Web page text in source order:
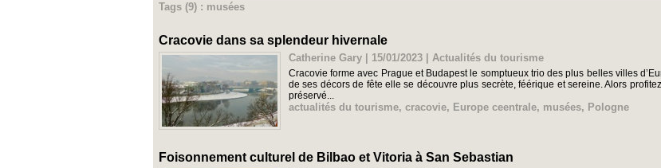
Tags (9) : musées
Cracovie dans sa splendeur hivernale
Catherine Gary | 15/01/2023 Actualités du tourisme
Cracovie forme avec Prague et Budapest le somptueux trio des plus belles villes
de ses décors de fête elle se découvre plus secrète, féérique et sereine. Alors
préservé...
actualités du tourisme, cracovie, Europe ceentrale, musées, Pologne
Foisonnement culturel de Bilbao et Vitoria à San Sebastian